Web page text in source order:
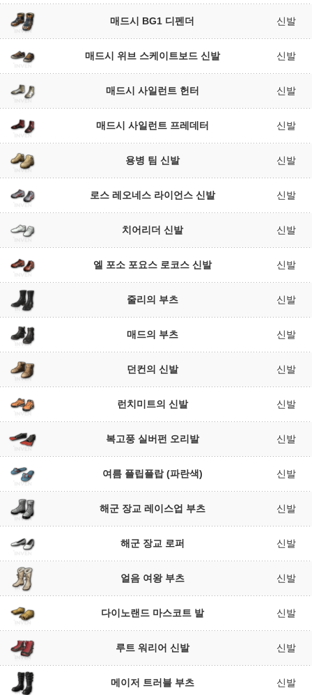
매드시 BG1 디펜더 신발
매드시 위브 스케이트보드 신발 신발
매드시 사일런트 헌터 신발
매드시 사일런트 프레데터 신발
용병 팀 신발 신발
로스 레오네스 라이언스 신발 신발
치어리더 신발 신발
엘 포소 포요스 로코스 신발 신발
줄리의 부츠 신발
매드의 부츠 신발
던컨의 신발 신발
런치미트의 신발 신발
복고풍 실버펀 오리발 신발
여름 플립플랍 (파란색) 신발
해군 장교 레이스업 부츠 신발
해군 장교 로퍼 신발
얼음 여왕 부츠 신발
다이노랜드 마스코트 발 신발
루트 워리어 신발 신발
메이저 트러블 부츠 신발